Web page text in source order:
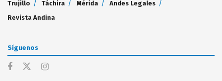
Trujillo Táchira Mérida
Andes Legales
Revista Andina
Síguenos